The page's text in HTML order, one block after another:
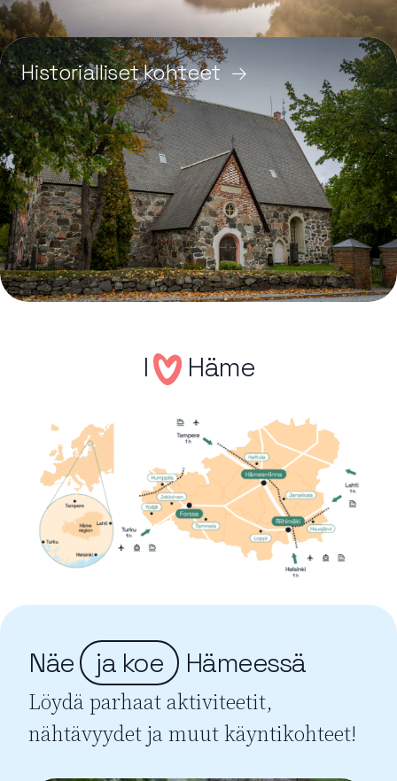
Historialliset kohteet
I Häme
Näe ja koe Hämeessä
Löydä parhaat aktiviteetit,
nähtävyydet ja muut käyntikohteet!